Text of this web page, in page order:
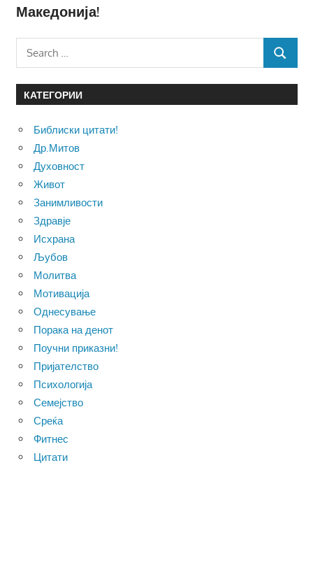
Македонија!
Search
for:
SEARCH
КАТЕГОРИИ
Библиски цитати!
Др.Митов
Духовност
Живот
Занимливости
Здравје
Исхрана
Љубов
Молитва
Мотивација
Однесување
Порака на денот
Поучни приказни!
Пријателство
Психологија
Семејство
Среќа
Фитнес
Цитати